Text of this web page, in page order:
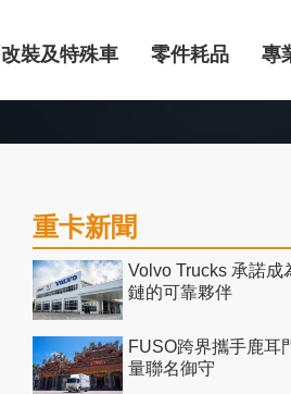
改裝及特殊車 零件耗品 專
重卡新聞
Volvo Trucks 承諾成
鏈的可靠夥伴
FUSO跨界攜手鹿耳
量聯名御守